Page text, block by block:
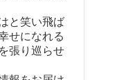
と笑い飛ば
せになれる
張り巡らせ